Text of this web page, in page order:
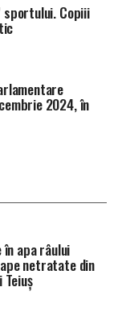
sportului. Copiii
2024, în
apa râului
netratate din